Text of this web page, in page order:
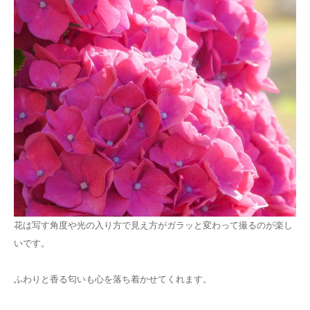
花は写す角度や光の入り方で見え方がガラッと変わって撮るのが楽し
いです。
ふわりと香る匂いも心を落ち着かせてくれます。